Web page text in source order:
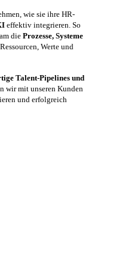
wie sie ihre HR-
effektiv integrieren. So
die Prozesse, Systeme
Werte und
Talent-Pipelines und
wir mit unseren Kunden
und erfolgreich